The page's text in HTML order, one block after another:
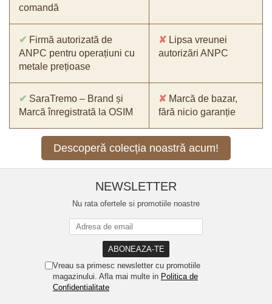
comandă
✔ Firmă autorizată de
ANPC pentru operațiuni cu
metale prețioase
✘ Lipsa vreunei
autorizări ANPC
✔ SaraTremo – Brand și
Marcă înregistrată la OSIM
✘ Marcă de bazar,
fără nicio garanție
Descoperă colecția noastră acum!
NEWSLETTER
Nu rata ofertele si promotiile noastre
Vreau sa primesc newsletter cu promotiile
magazinului. Afla mai multe in Politica de
Confidentialitate